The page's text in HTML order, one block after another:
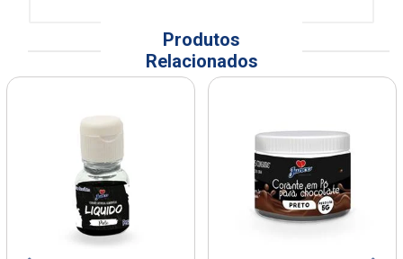
Produtos
Relacionados